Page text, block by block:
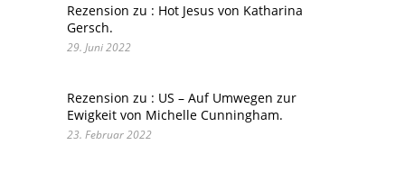
Rezension zu : Hot Jesus von Katharina
Gersch.
29. Juni 2022
Rezension zu : US – Auf Umwegen zur
Ewigkeit von Michelle Cunningham.
23. Februar 2022